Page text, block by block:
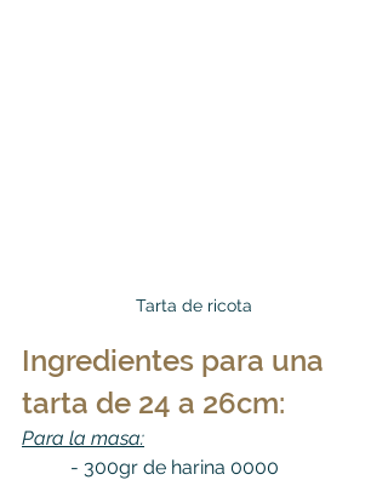
Tarta de ricota
Ingredientes para una
tarta de 24 a 26cm:
Para la masa:
	- 300gr de harina 0000